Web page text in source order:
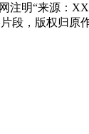
注明“来源：
，版权归原